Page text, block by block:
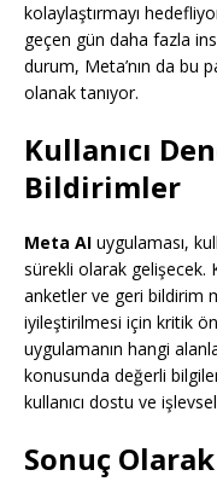
kolaylaştırmayı
geçen gün daha fazla
durum, Meta’nın da bu
olanak tanıyor.
Kullanıcı
Bildirimler
Meta AI uygulaması,
sürekli olarak gelişecek.
anketler ve geri bildirim
iyileştirilmesi için kritik
uygulamanın hangi
konusunda değerli
kullanıcı dostu ve
Sonuç Olarak